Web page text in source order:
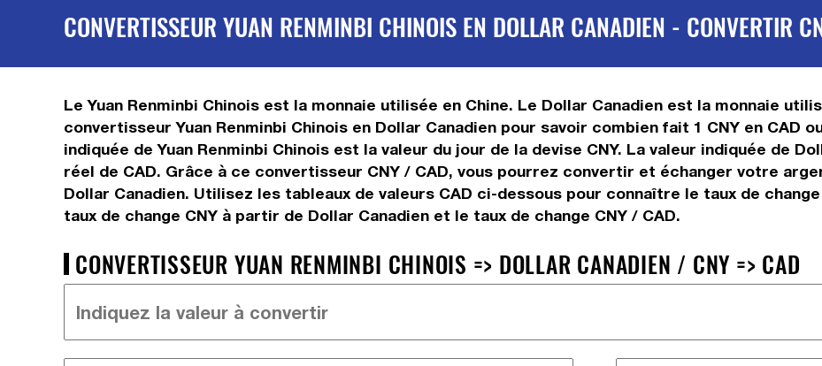
CONVERTISSEUR YUAN RENMINBI CHINOIS EN DOLLAR CANADIEN - CONVERTIR
Le Yuan Renminbi Chinois est la monnaie utilisée en Chine. Le Dollar Canadien est la monnaie
convertisseur Yuan Renminbi Chinois en Dollar Canadien pour savoir combien fait 1 CNY en CAD
indiquée de Yuan Renminbi Chinois est la valeur du jour de la devise CNY. La valeur indiquée de
réel de CAD. Grâce à ce convertisseur CNY / CAD, vous pourrez convertir et échanger votre
Dollar Canadien. Utilisez les tableaux de valeurs CAD ci-dessous pour connaître le taux de
taux de change CNY à partir de Dollar Canadien et le taux de change CNY / CAD.
CONVERTISSEUR YUAN RENMINBI CHINOIS => DOLLAR CANADIEN / CNY => CAD